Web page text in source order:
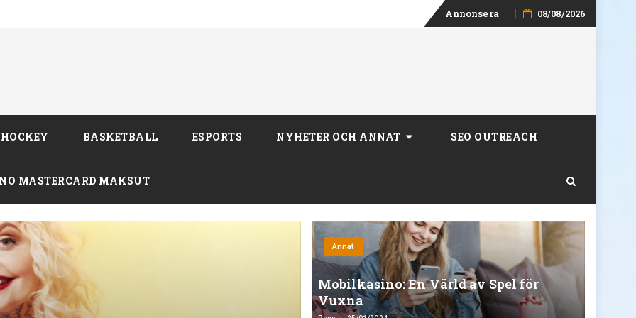
SkipAnnonsera 08/08/2026
BASKETBALL ESPORTS NYHETER OCH ANNAT SEO OUTREACH
MASTERCARD MAKSUT
Annat
Mobilkasino: En Värld av Spel för
Vuxna